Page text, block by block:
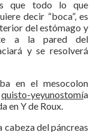
que todo lo que
decir “boca”, es
del estómago y
a la pared del
y se resolverá
en el mesocolon
quisto-yeyunostomía
en Y de Roux.
cabeza del páncreas